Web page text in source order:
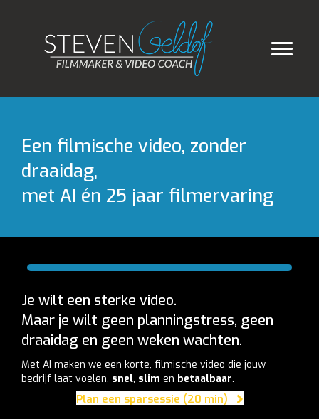
Een filmische video, zonder
draaidag,
met AI én 25 jaar filmervaring
Je wilt een sterke video.
Maar je wilt geen planningstress, geen
draaidag en geen weken wachten.
Met AI maken we een korte, filmische video die jouw
bedrijf laat voelen. snel, slim en betaalbaar.
Plan een sparsessie (20 min)